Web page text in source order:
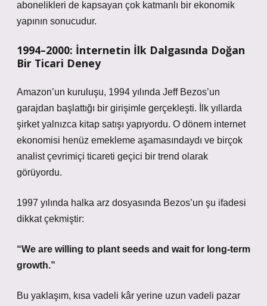
abonelikleri de kapsayan çok katmanlı bir ekonomik
yapının sonucudur.
1994–2000: İnternetin İlk Dalgasında Doğan
Bir Ticari Deney
Amazon’un kuruluşu, 1994 yılında Jeff Bezos’un
garajdan başlattığı bir girişimle gerçekleşti. İlk yıllarda
şirket yalnızca kitap satışı yapıyordu. O dönem internet
ekonomisi henüz emekleme aşamasındaydı ve birçok
analist çevrimiçi ticareti geçici bir trend olarak
görüyordu.
1997 yılında halka arz dosyasında Bezos’un şu ifadesi
dikkat çekmiştir:
“We are willing to plant seeds and wait for long-term
growth.”
Bu yaklaşım, kısa vadeli kâr yerine uzun vadeli pazar